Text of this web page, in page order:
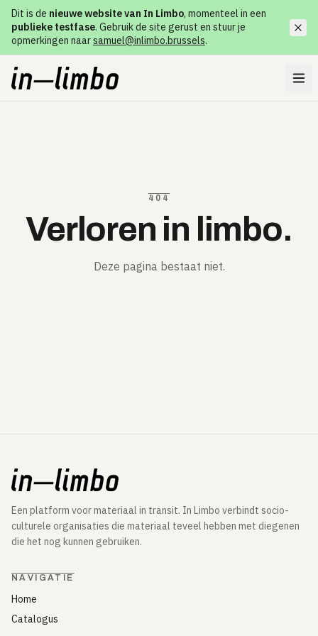
Dit is de nieuwe website van In Limbo, momenteel in een
publieke testfase. Gebruik de site gerust en stuur je
opmerkingen naarsamuel@inlimbo.brussels.
404
Verloren in limbo.
Deze pagina bestaat niet.
Een platform voor materiaal in transit. In Limbo verbindt socio-
culturele organisaties die materiaal teveel hebben met diegenen
die het nog kunnen gebruiken.
NAVIGATIE
Home
Catalogus